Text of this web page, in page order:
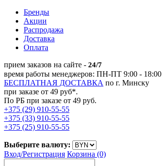
Бренды
Акции
Распродажа
Доставка
Оплата
прием заказов на сайте - 24/7
время работы менеджеров: ПН-ПТ 9:00 - 18:00
БЕСПЛАТНАЯ ДОСТАВКА по г. Минску
при заказе от 49 руб*.
По РБ при заказе от 49 руб.
+375 (29) 910-55-55
+375 (33) 910-55-55
+375 (25) 910-55-55
Выберите валюту:
Вход/Регистрация Корзина (0)